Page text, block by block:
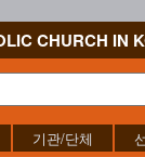
CHURCH IN
기관/단체